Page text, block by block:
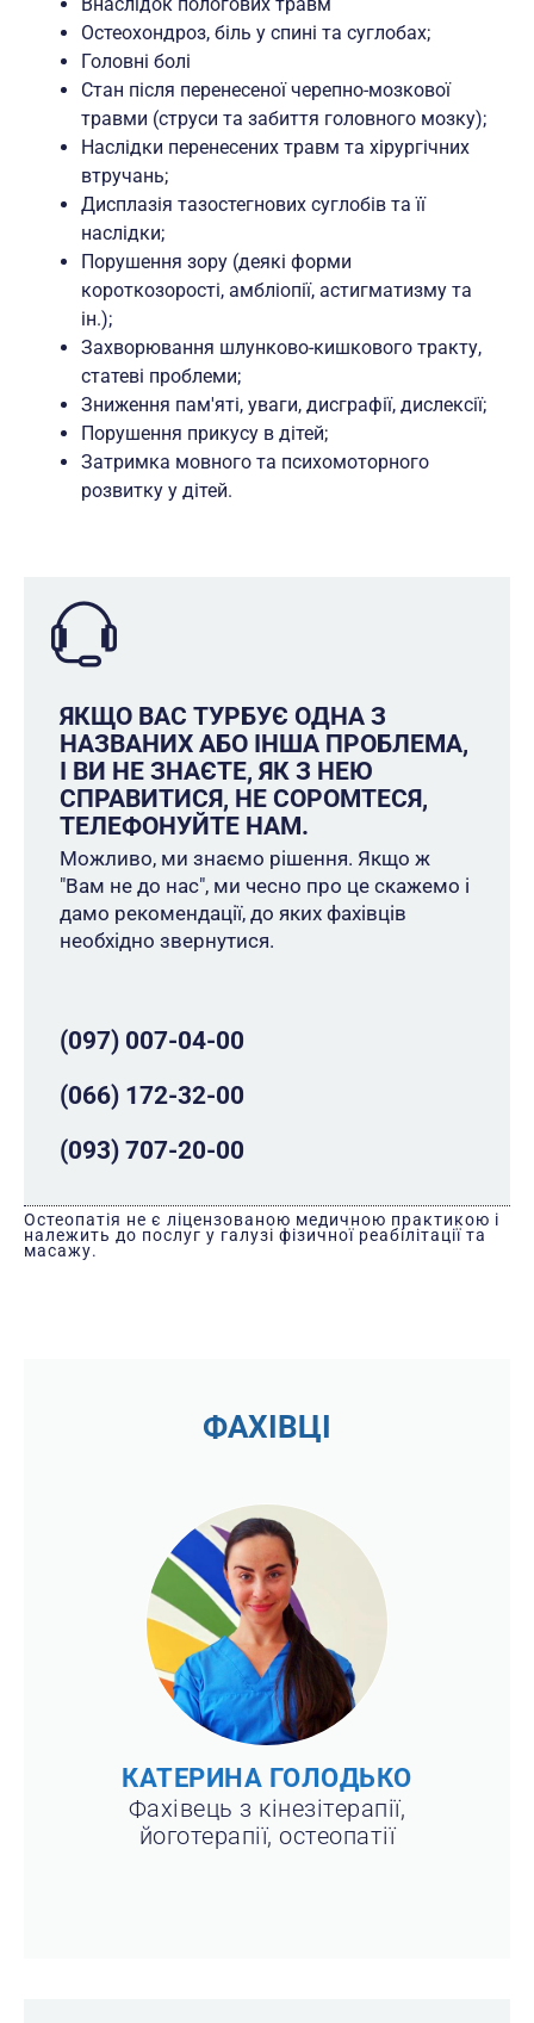
Остеохондроз, біль у спині та суглобах;
Головні болі
Стан після перенесеної черепно-мозкової
травми (струси та забиття головного мозку);
Наслідки перенесених травм та хірургічних
втручань;
Дисплазія тазостегнових суглобів та її
наслідки;
Порушення зору (деякі форми
короткозорості, амбліопії, астигматизму та
ін.);
Захворювання шлунково-кишкового тракту,
статеві проблеми;
Зниження пам'яті, уваги, дисграфії, дислексії;
Порушення прикусу в дітей;
Затримка мовного та психомоторного
розвитку у дітей.
ЯКЩО ВАС ТУРБУЄ ОДНА З
НАЗВАНИХ АБО ІНША ПРОБЛЕМА,
І ВИ НЕ ЗНАЄТЕ, ЯК З НЕЮ
СПРАВИТИСЯ, НЕ СОРОМТЕСЯ,
ТЕЛЕФОНУЙТЕ НАМ.
Можливо, ми знаємо рішення. Якщо ж
"Вам не до нас", ми чесно про це скажемо і
дамо рекомендації, до яких фахівців
необхідно звернутися.
(097) 007-04-00
(066) 172-32-00
(093) 707-20-00
Остеопатія не є ліцензованою медичною практикою і
належить до послуг у галузі фізичної реабілітації та
масажу.
ФАХІВЦІ
КАТЕРИНА ГОЛОДЬКО
Фахівець з кінезітерапії,
йоготерапії, остеопатії